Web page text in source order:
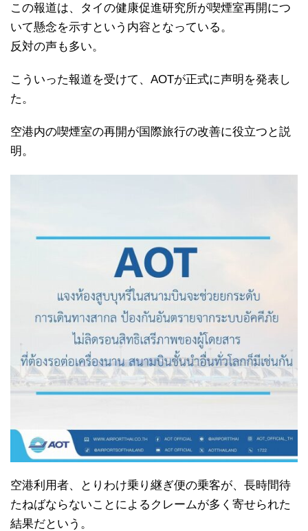
この報道は、タイの健康促進研究所が喫煙室再開につ
いて懸念を示すという内容となっている。
反対の声も多い。
こういった報道を受けて、AOTが正式に声明を発表し
た。
空港内の喫煙室の再開が国際旅行の改善に役立つと説
明。
空港利用者、とりわけ乗り継ぎ便の乗客が、長時間待
たねばならないことによるクレームが多く寄せられた
結果だという。